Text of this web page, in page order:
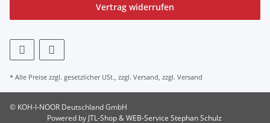
Vertrag widerrufen
* Alle Preise zzgl. gesetzlicher USt., zzgl. Versand , zzgl. Versand
© KOH-I-NOOR Deutschland GmbH
Powered by JTL-Shop&WEB-Service Stephan Schulz